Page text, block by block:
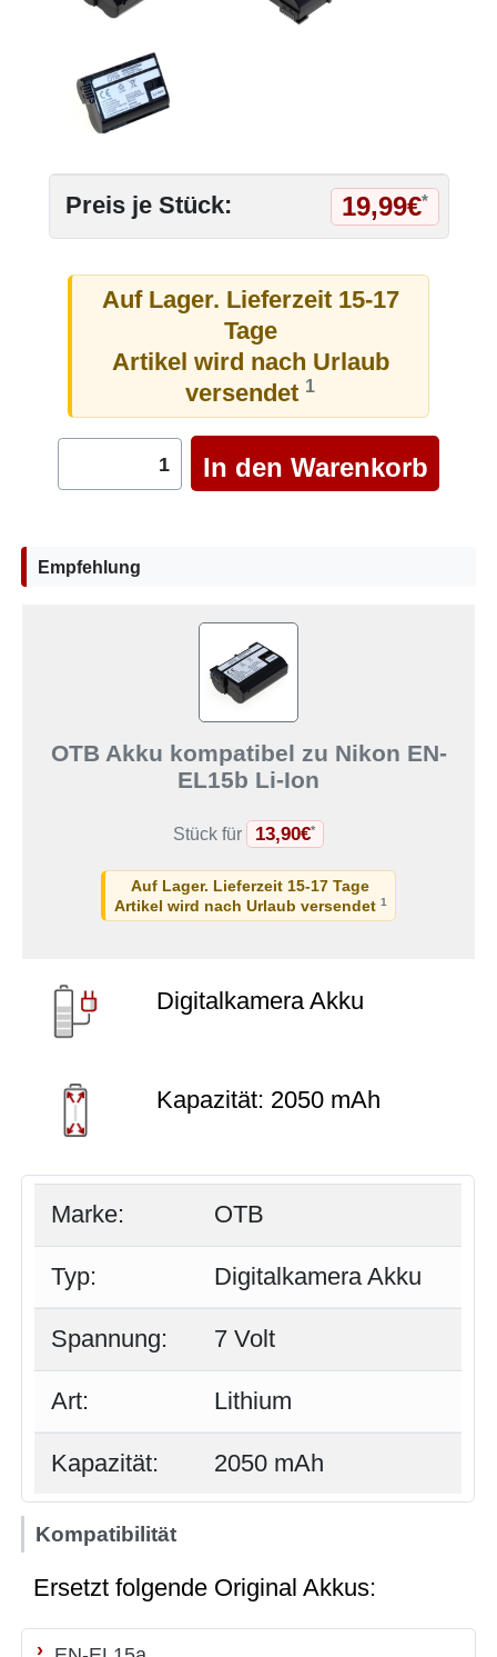
Preis je Stück: 19,99€*
Auf Lager. Lieferzeit 15-17
Tage
Artikel wird nach Urlaub
versendet 1
Empfehlung
OTB Akku kompatibel zu Nikon EN-
EL15b Li-Ion
Stück für 13,90€*
Auf Lager. Lieferzeit 15-17 Tage
Artikel wird nach Urlaub versendet 1
Digitalkamera Akku
Kapazität: 2050 mAh
Marke: OTB
Typ: Digitalkamera Akku
Spannung: 7 Volt
Art: Lithium
Kapazität: 2050 mAh
Kompatibilität
Ersetzt folgende Original Akkus: